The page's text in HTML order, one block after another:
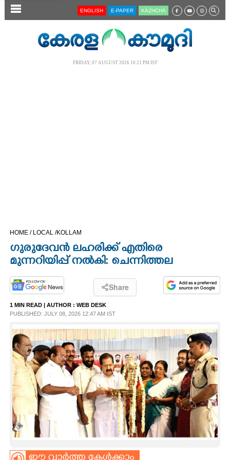
SECTIONS
OPINION
LIFESTYLE
SPIRITUAL
INFO+
ART
ENGLISH E-PAPER KĀZHCHA
FRIDAY, 07 AUGUST 2026 10.21 PM IST
HOME / LOCAL /KOLLAM
ഗുരുദേവൻ ലഹരിക്ക് എതിരെ
മുന്നറിയിപ്പ് നൽകി: ചെന്നിത്തല
Share
1 MIN READ | AUTHOR : WEB DESK
PUBLISHED: JULY 08, 2026 12:47 AM IST